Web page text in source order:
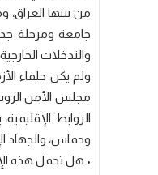
من بينها
جامعة ومرحلة
والتدخلات الخارجية.
ولم يكن حلفاء
مجلس الأمن
الروابط
وحماس، والجهاد
• هل تحمل هذه